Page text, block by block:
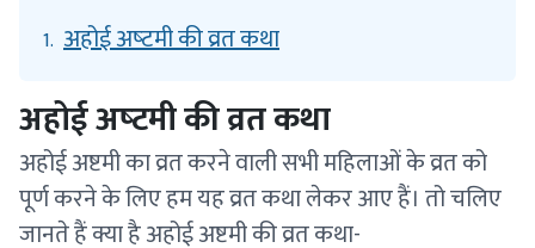
1. अहोई अष्‍टमी की व्रत कथा
अहोई अष्‍टमी की व्रत कथा
अहोई अष्टमी का व्रत करने वाली सभी महिलाओं के व्रत को
पूर्ण करने के लिए हम यह व्रत कथा लेकर आए हैं। तो चलिए
जानते हैं क्या है अहोई अष्टमी की व्रत कथा-